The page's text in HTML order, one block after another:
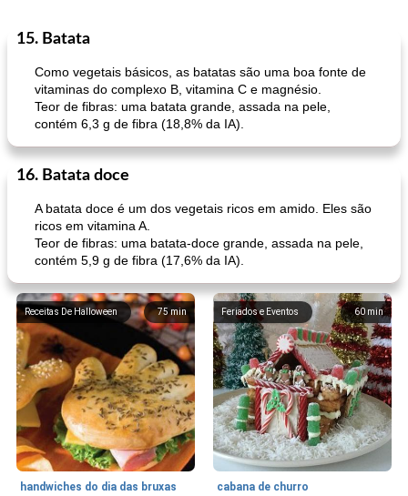
Bebidas
bomba de caramelo nescafé
15. Batata
Como vegetais básicos, as batatas são uma boa fonte de
vitaminas do complexo B, vitamina C e magnésio.
Teor de fibras: uma batata grande, assada na pele,
contém 6,3 g de fibra (18,8% da IA).
16. Batata doce
A batata doce é um dos vegetais ricos em amido. Eles são
ricos em vitamina A.
Teor de fibras: uma batata-doce grande, assada na pele,
contém 5,9 g de fibra (17,6% da IA).
75min
Receitas De Halloween
handwiches do dia das bruxas
60 min
Feriados e Eventos
cabana de churro